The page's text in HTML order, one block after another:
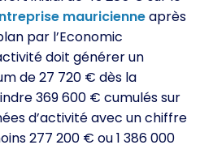
mauricienneaprès
par l’Economic
doit générer un
de 27 720 € dès la
369 600 € cumulés sur
d’activité avec un chiffre
277 200 € ou 1 386 000